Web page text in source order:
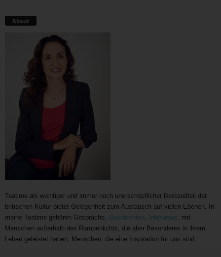
About
Teatime als wichtiger und immer noch unerschöpflicher Bestandteil der
britischen Kultur bietet Gelegenheit zum Austausch auf vielen Ebenen. In
meine Teatime gehören Gespräche, Geschichten Interviews,
mit
Menschen außerhalb des Rampenlichts, die aber Besonderes in ihrem
Leben geleistet haben, Menschen, die eine Inspiration für uns sind.